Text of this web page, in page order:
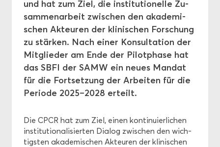
För­de­rung
Ethik
und hat zum Ziel, die in­sti­tu­tio­nel­le Zu­
sam­men­ar­beit zwi­schen den aka­de­mi­
schen Ak­teu­ren der kli­ni­schen For­schung
zu stär­ken. Nach einer Kon­sul­ta­ti­on der
Mit­glie­der am Ende der Pi­lot­pha­se hat
das SBFI der SAMW ein neues Man­dat
für die Fort­set­zung der Ar­bei­ten für die
Pe­ri­ode 2025–2028 er­teilt.
Die CPCR hat zum Ziel, einen kon­ti­nu­ier­li­chen
in­sti­tu­tio­na­li­sier­ten Dia­log zwi­schen den wich­
tigs­ten aka­de­mi­schen Ak­teu­ren der kli­ni­schen